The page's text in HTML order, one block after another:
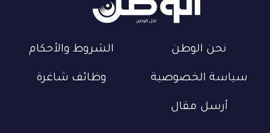
نحن الوطن الشروط والأحكام
سياسة الخصوصية وظائف شاغرة
أرسل مقال